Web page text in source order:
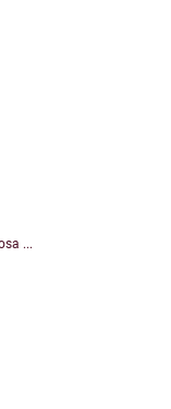
...